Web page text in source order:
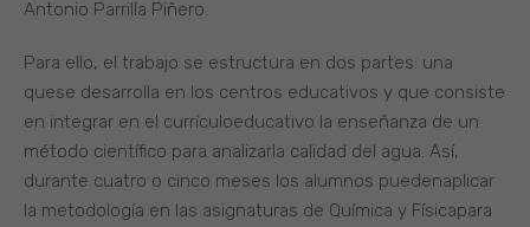
Antonio Parrilla Piñero.
Para ello, el trabajo se estructura en dos partes: una
quese desarrolla en los centros educativos y que consiste
en integrar en el currículoeducativo la enseñanza de un
método científico para analizarla calidad del agua. Así,
durante cuatro o cinco meses los alumnos puedenaplicar
la metodología en las asignaturas de Química y Físicapara